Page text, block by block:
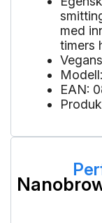
med
timers
EAN: